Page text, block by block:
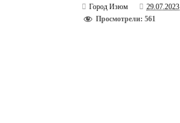
Город Изюм 29.07.2023
Просмотрели: 561